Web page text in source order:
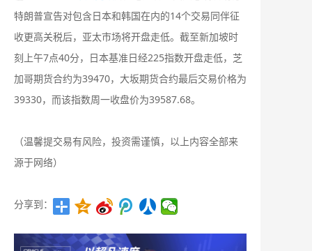
特朗普宣告对包含日本和韩国在内的14个交易同伴征
收更高关税后，亚太市场将开盘走低。截至新加坡时
刻上午7点40分，日本基准日经225指数开盘走低，芝
加哥期货合约为39470，大坂期货合约最后交易价格为
39330，而该指数周一收盘价为39587.68。
（温馨提交易有风险，投资需谨慎，以上内容全部来
源于网络）
分享到：